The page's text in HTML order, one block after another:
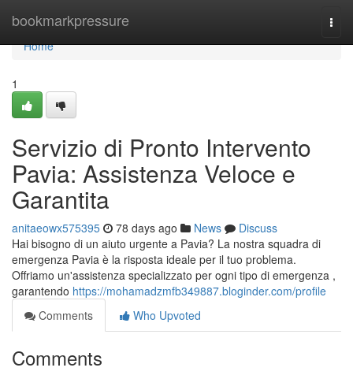
bookmarkpressure
Home
Home
1
Servizio di Pronto Intervento
Pavia: Assistenza Veloce e
Garantita
anitaeowx575395 78 days ago News
Discuss
Hai bisogno di un aiuto urgente a Pavia? La nostra squadra di
emergenza Pavia è la risposta ideale per il tuo problema.
Offriamo un'assistenza specializzato per ogni tipo di emergenza ,
garantendo https://mohamadzmfb349887.bloginder.com/profile
Comments
Who Upvoted
Comments